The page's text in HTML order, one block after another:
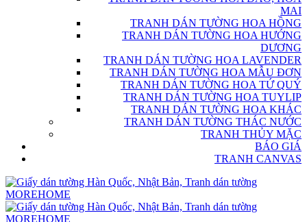
MAI
TRANH DÁN TƯỜNG HOA HỒNG
TRANH DÁN TƯỜNG HOA HƯỚNG
DƯƠNG
TRANH DÁN TƯỜNG HOA LAVENDER
TRANH DÁN TƯỜNG HOA MẪU ĐƠN
TRANH DÁN TƯỜNG HOA TỨ QUÝ
TRANH DÁN TƯỜNG HOA TUYLIP
TRANH DÁN TƯỜNG HOA KHÁC
TRANH DÁN TƯỜNG THÁC NƯỚC
TRANH THỦY MẶC
BÁO GIÁ
TRANH CANVAS